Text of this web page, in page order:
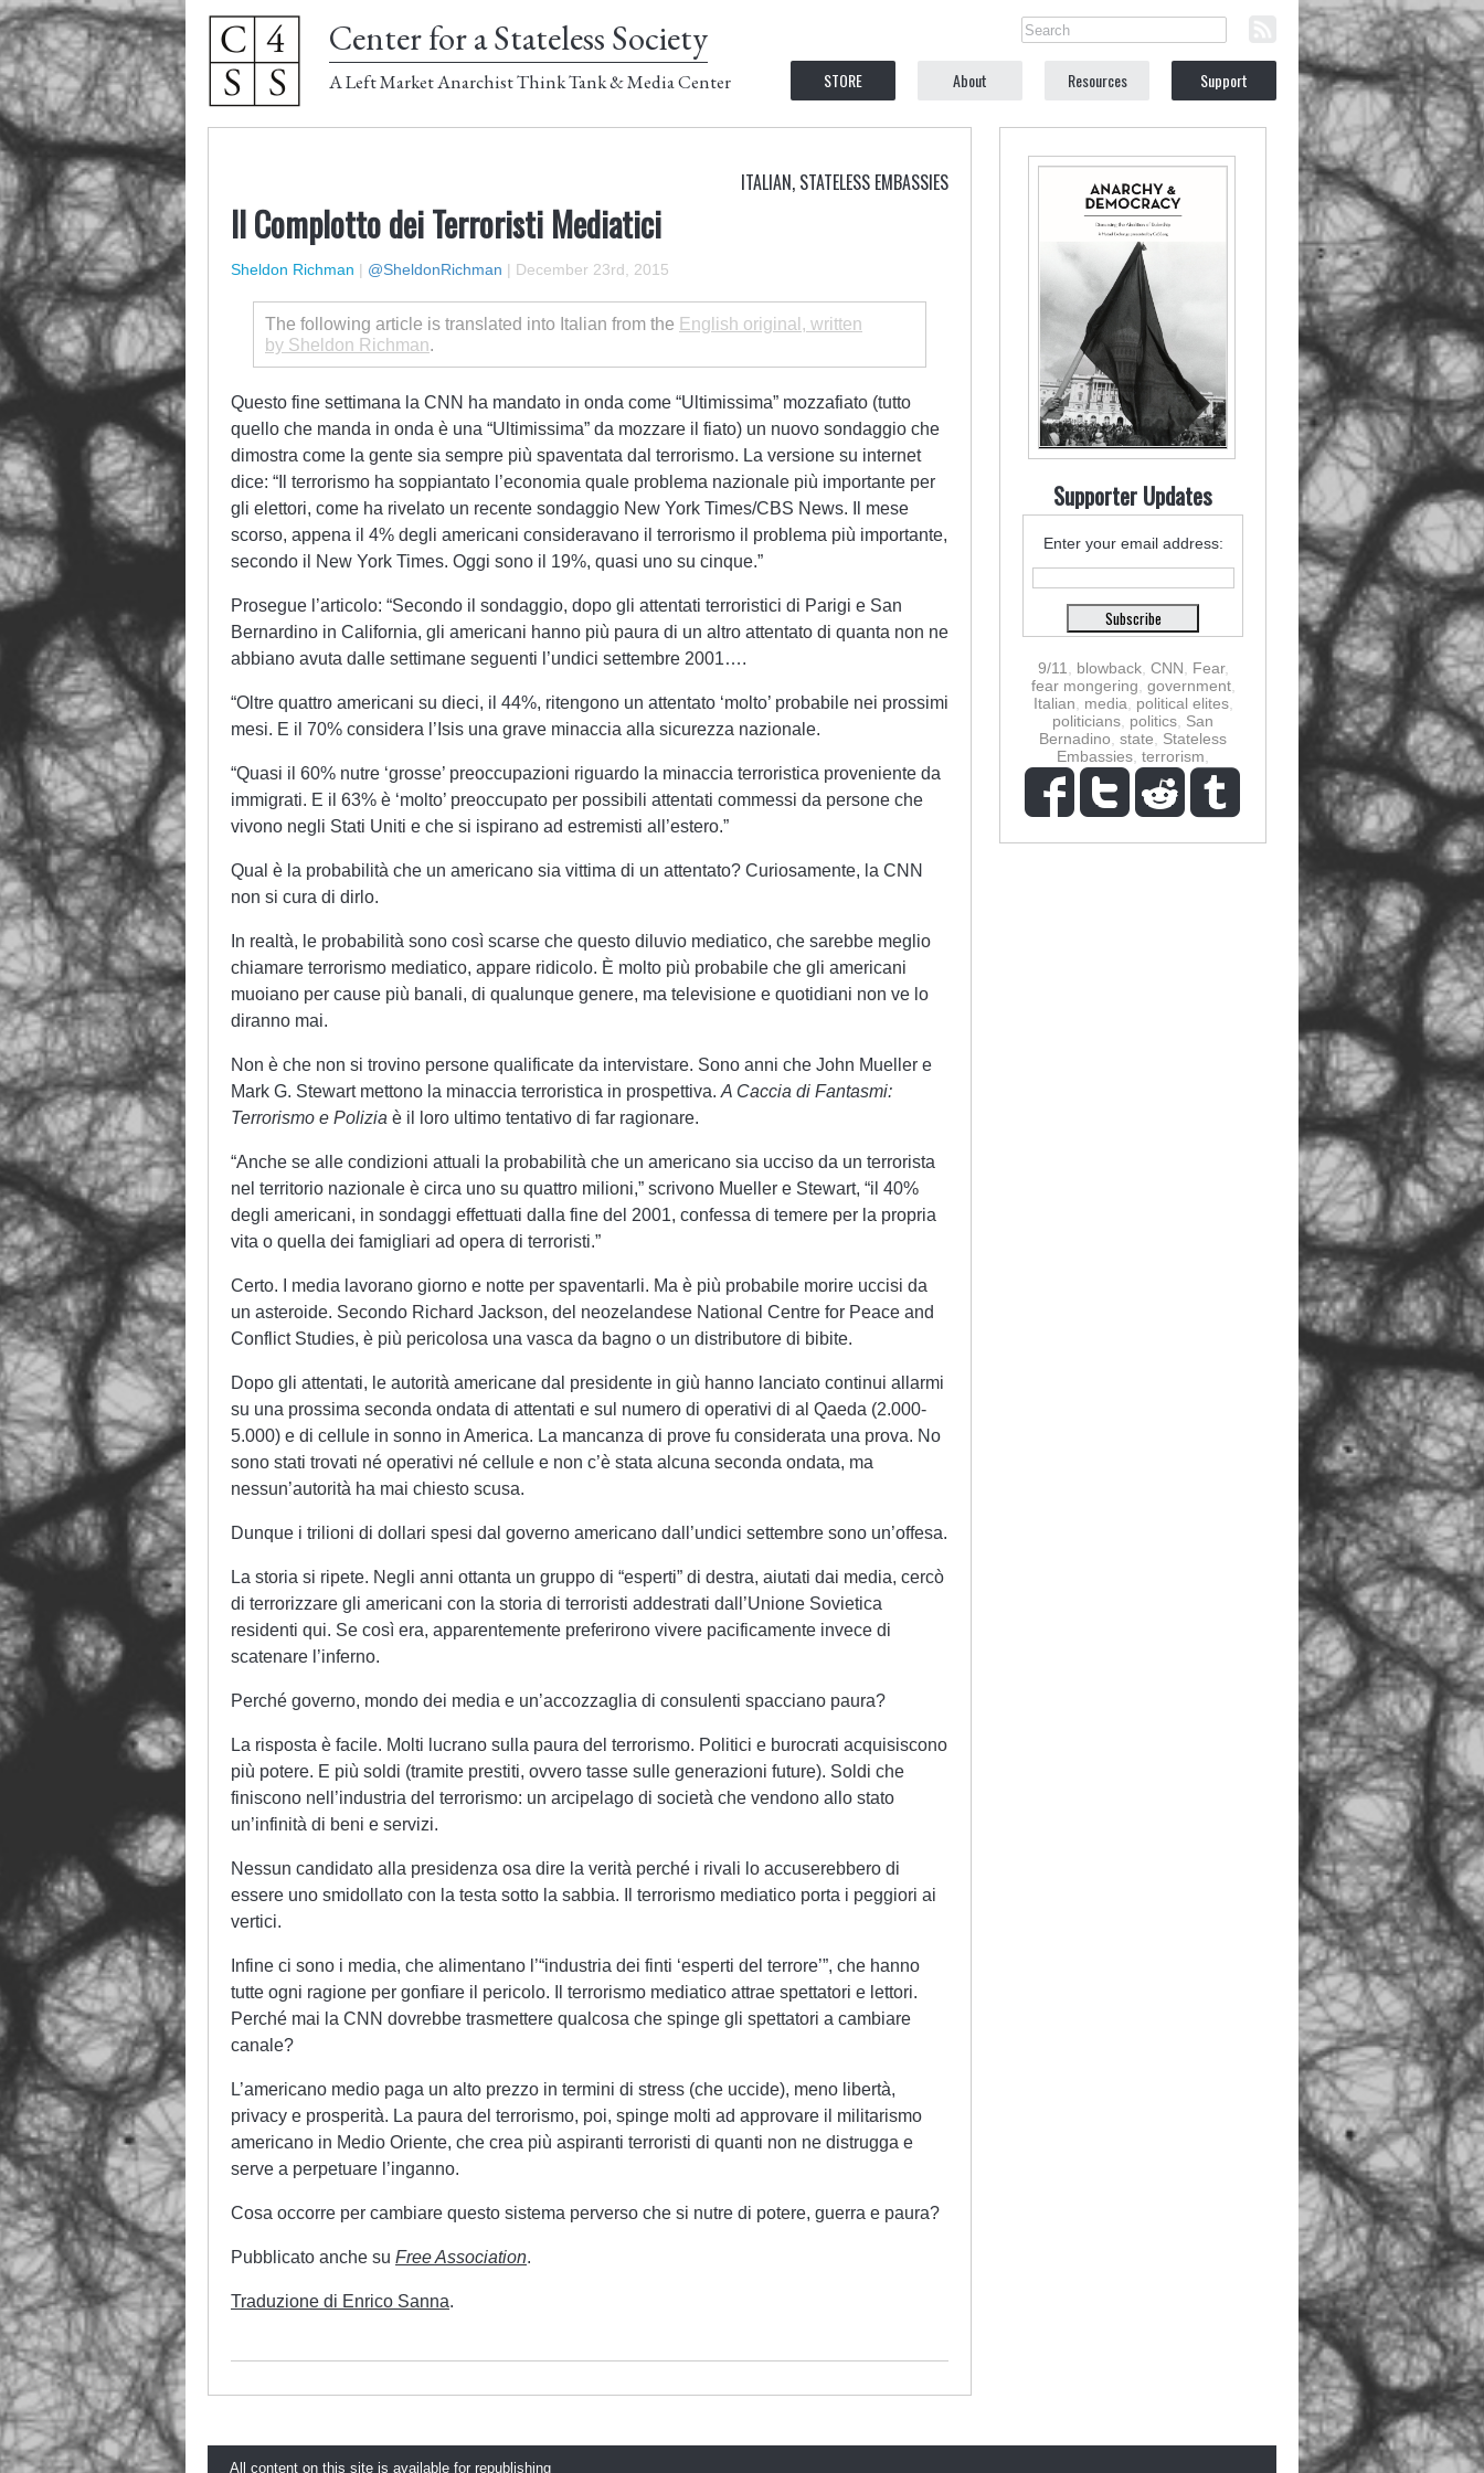
Center for a Stateless Society
A Left Market Anarchist Think Tank & Media Center STORE About Resources Support
ITALIAN, STATELESS EMBASSIES
Il Complotto dei Terroristi Mediatici
Sheldon Richman | @SheldonRichman | December 23rd, 2015
The following article is translated into Italian from the English original, written
by Sheldon Richman.
Questo fine settimana la CNN ha mandato in onda come “Ultimissima” mozzafiato (tutto
quello che manda in onda è una “Ultimissima” da mozzare il fiato) un nuovo sondaggio che
dimostra come la gente sia sempre più spaventata dal terrorismo. La versione su internet
dice: “Il terrorismo ha soppiantato l’economia quale problema nazionale più importante per
gli elettori, come ha rivelato un recente sondaggio New York Times/CBS News. Il mese
scorso, appena il 4% degli americani consideravano il terrorismo il problema più importante,
secondo il New York Times. Oggi sono il 19%, quasi uno su cinque.”
Prosegue l’articolo: “Secondo il sondaggio, dopo gli attentati terroristici di Parigi e San
Bernardino in California, gli americani hanno più paura di un altro attentato di quanta non ne
abbiano avuta dalle settimane seguenti l’undici settembre 2001….
“Oltre quattro americani su dieci, il 44%, ritengono un attentato ‘molto’ probabile nei prossimi
mesi. E il 70% considera l’Isis una grave minaccia alla sicurezza nazionale.
“Quasi il 60% nutre ‘grosse’ preoccupazioni riguardo la minaccia terroristica proveniente da
immigrati. E il 63% è ‘molto’ preoccupato per possibili attentati commessi da persone che
vivono negli Stati Uniti e che si ispirano ad estremisti all’estero.”
Qual è la probabilità che un americano sia vittima di un attentato? Curiosamente, la CNN
non si cura di dirlo.
In realtà, le probabilità sono così scarse che questo diluvio mediatico, che sarebbe meglio
chiamare terrorismo mediatico, appare ridicolo. È molto più probabile che gli americani
muoiano per cause più banali, di qualunque genere, ma televisione e quotidiani non ve lo
diranno mai.
Non è che non si trovino persone qualificate da intervistare. Sono anni che John Mueller e
Mark G. Stewart mettono la minaccia terroristica in prospettiva. A Caccia di Fantasmi:
Terrorismo e Polizia è il loro ultimo tentativo di far ragionare.
“Anche se alle condizioni attuali la probabilità che un americano sia ucciso da un terrorista
nel territorio nazionale è circa uno su quattro milioni,” scrivono Mueller e Stewart, “il 40%
degli americani, in sondaggi effettuati dalla fine del 2001, confessa di temere per la propria
vita o quella dei famigliari ad opera di terroristi.”
Certo. I media lavorano giorno e notte per spaventarli. Ma è più probabile morire uccisi da
un asteroide. Secondo Richard Jackson, del neozelandese National Centre for Peace and
Conflict Studies, è più pericolosa una vasca da bagno o un distributore di bibite.
Dopo gli attentati, le autorità americane dal presidente in giù hanno lanciato continui allarmi
su una prossima seconda ondata di attentati e sul numero di operativi di al Qaeda (2.000-
5.000) e di cellule in sonno in America. La mancanza di prove fu considerata una prova. No
sono stati trovati né operativi né cellule e non c’è stata alcuna seconda ondata, ma
nessun’autorità ha mai chiesto scusa.
Dunque i trilioni di dollari spesi dal governo americano dall’undici settembre sono un’offesa.
La storia si ripete. Negli anni ottanta un gruppo di “esperti” di destra, aiutati dai media, cercò
di terrorizzare gli americani con la storia di terroristi addestrati dall’Unione Sovietica
residenti qui. Se così era, apparentemente preferirono vivere pacificamente invece di
scatenare l’inferno.
Perché governo, mondo dei media e un’accozzaglia di consulenti spacciano paura?
La risposta è facile. Molti lucrano sulla paura del terrorismo. Politici e burocrati acquisiscono
più potere. E più soldi (tramite prestiti, ovvero tasse sulle generazioni future). Soldi che
finiscono nell’industria del terrorismo: un arcipelago di società che vendono allo stato
un’infinità di beni e servizi.
Nessun candidato alla presidenza osa dire la verità perché i rivali lo accuserebbero di
essere uno smidollato con la testa sotto la sabbia. Il terrorismo mediatico porta i peggiori ai
vertici.
Infine ci sono i media, che alimentano l’“industria dei finti ‘esperti del terrore’”, che hanno
tutte ogni ragione per gonfiare il pericolo. Il terrorismo mediatico attrae spettatori e lettori.
Perché mai la CNN dovrebbe trasmettere qualcosa che spinge gli spettatori a cambiare
canale?
L’americano medio paga un alto prezzo in termini di stress (che uccide), meno libertà,
privacy e prosperità. La paura del terrorismo, poi, spinge molti ad approvare il militarismo
americano in Medio Oriente, che crea più aspiranti terroristi di quanti non ne distrugga e
serve a perpetuare l’inganno.
Cosa occorre per cambiare questo sistema perverso che si nutre di potere, guerra e paura?
Pubblicato anche su Free Association.
Traduzione di Enrico Sanna.
Supporter Updates
Enter your email address:
9/11 blowback, CNN Fear,
fear mongering government,
Italian
media political elites,
politicians politics San
Bernadino state
Stateless
Embassies terrorism
All content on this site is available for republishing